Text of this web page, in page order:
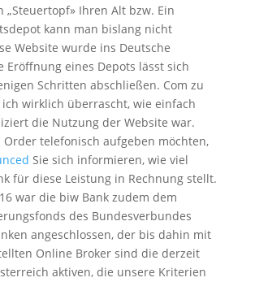
„Steuertopf» Ihren Alt bzw. Ein
kann man bislang nicht
Website wurde ins Deutsche
Eröffnung eines Depots lässt sich
Schritten abschließen. Com zu
wirklich überrascht, wie einfach
die Nutzung der Website war.
Order telefonisch aufgeben möchten,
Sie sich informieren, wie viel
für diese Leistung in Rechnung stellt.
war die biw Bank zudem dem
des Bundesverbundes
angeschlossen, der bis dahin mit
Online Broker sind die derzeit
aktiven, die unsere Kriterien